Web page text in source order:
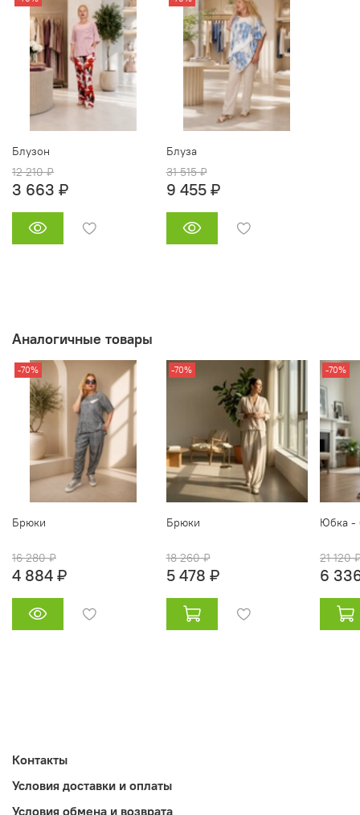
Блузон
12 210 ₽
3 663 ₽
Блуза
31 515 ₽
9 455 ₽
Аналогичные товары
-70%
Брюки
16 280 ₽
4 884 ₽
-70%
Брюки
18 260 ₽
5 478 ₽
-70%
Юбка -
21 120
6
Контакты
Условия доставки и оплаты
Условия обмена и возврата